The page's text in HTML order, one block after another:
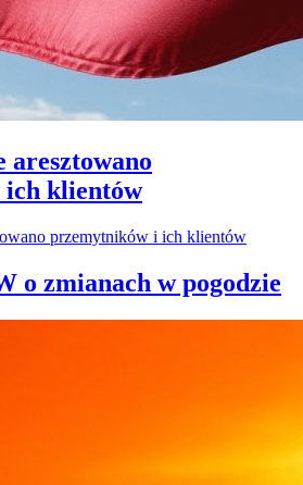
aresztowano
klientów
o zmianach w pogodzie